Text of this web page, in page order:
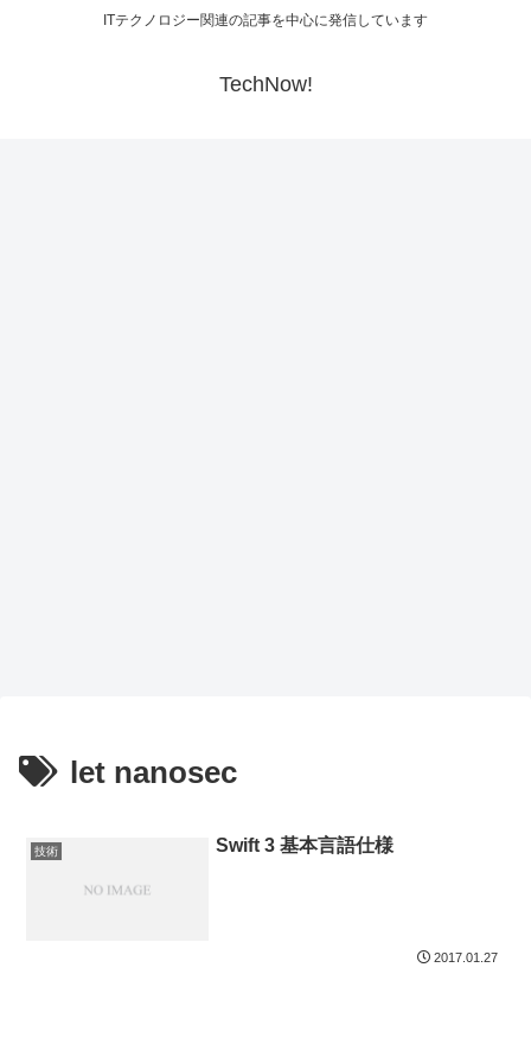
ITテクノロジー関連の記事を中心に発信しています
TechNow!
let nanosec
技術 Swift 3 基本言語仕様
2017.01.27